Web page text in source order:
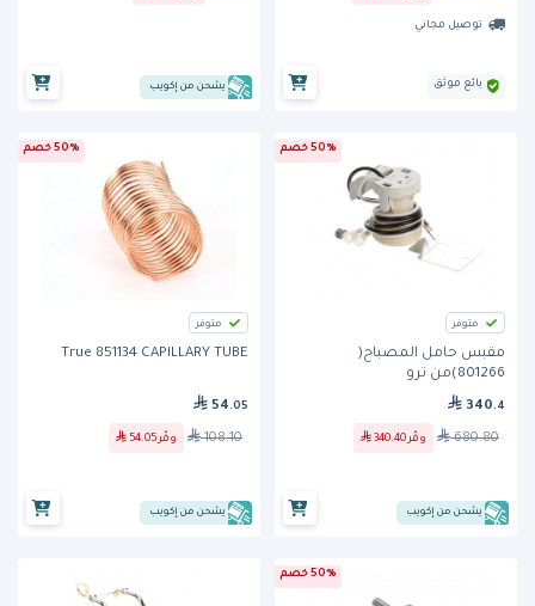
توصيل مجاني
بائع موثق يشحن من إكويب
50% خصم
متوفر
مقبس حامل المصباح(
801266)من ترو
340 .4
680.80 وفّر 340.40
يشحن من إكويب
50% خصم
متوفر
True 851134 CAPILLARY TUBE
54 .05
108.10 وفّر 54.05
يشحن من إكويب
50% خصم